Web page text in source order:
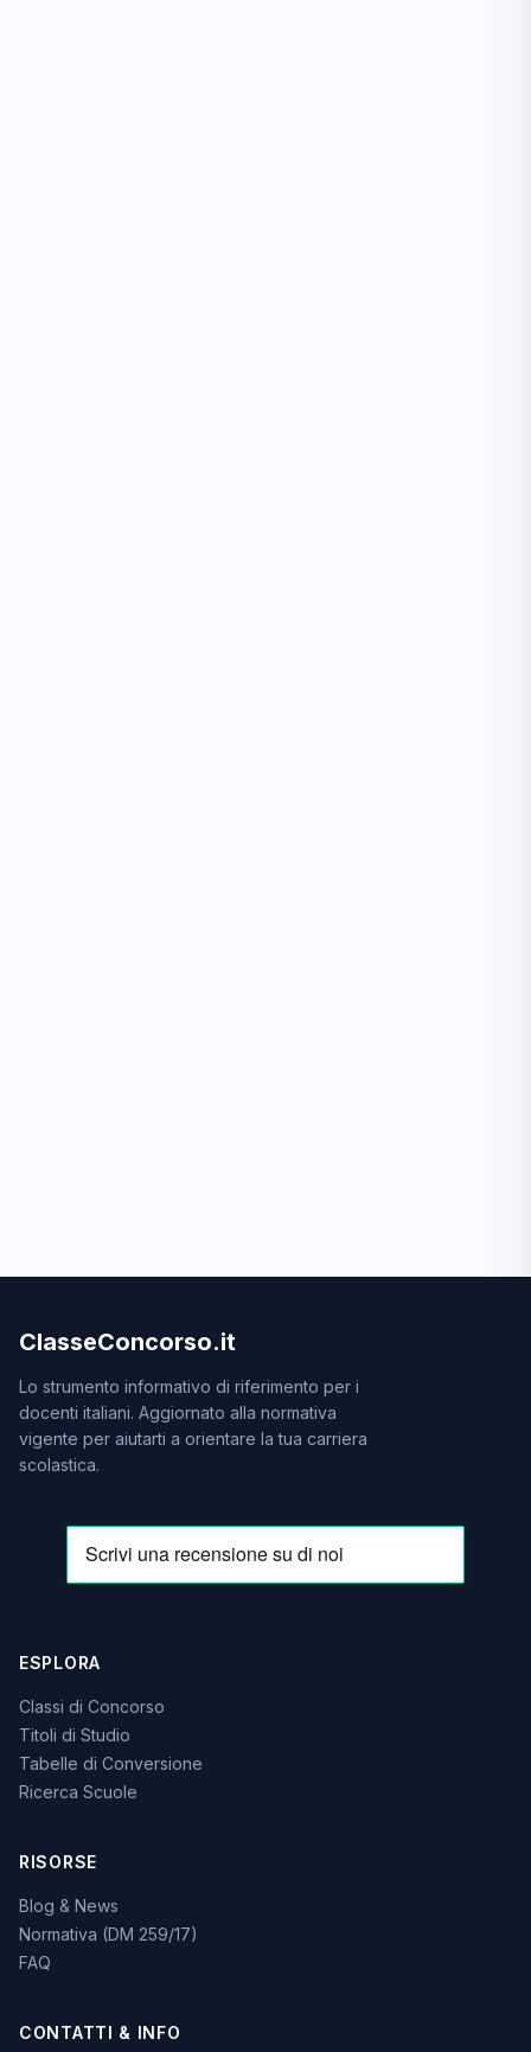
ClasseConcorso.it
Lo strumento informativo di riferimento per i
docenti italiani. Aggiornato alla normativa
vigente per aiutarti a orientare la tua carriera
scolastica.
ESPLORA
Classi di Concorso
Titoli di Studio
Tabelle di Conversione
Ricerca Scuole
RISORSE
Blog & News
Normativa (DM 259/17)
FAQ
CONTATTI & INFO